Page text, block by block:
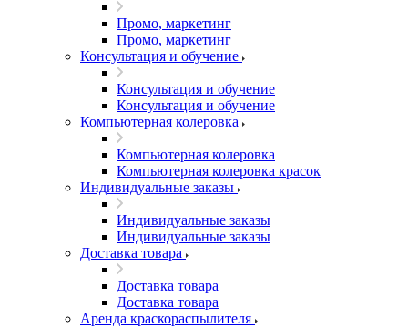
Промо, маркетинг
Промо, маркетинг
Консультация и обучение
Консультация и обучение
Консультация и обучение
Компьютерная колеровка
Компьютерная колеровка
Компьютерная колеровка красок
Индивидуальные заказы
Индивидуальные заказы
Индивидуальные заказы
Доставка товара
Доставка товара
Доставка товара
Аренда краскораспылителя